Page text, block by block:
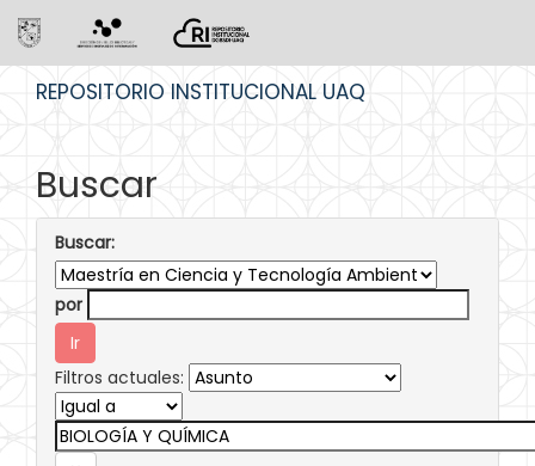
REPOSITORIO INSTITUCIONAL UAQ
Buscar
Buscar:
por
Filtros actuales: